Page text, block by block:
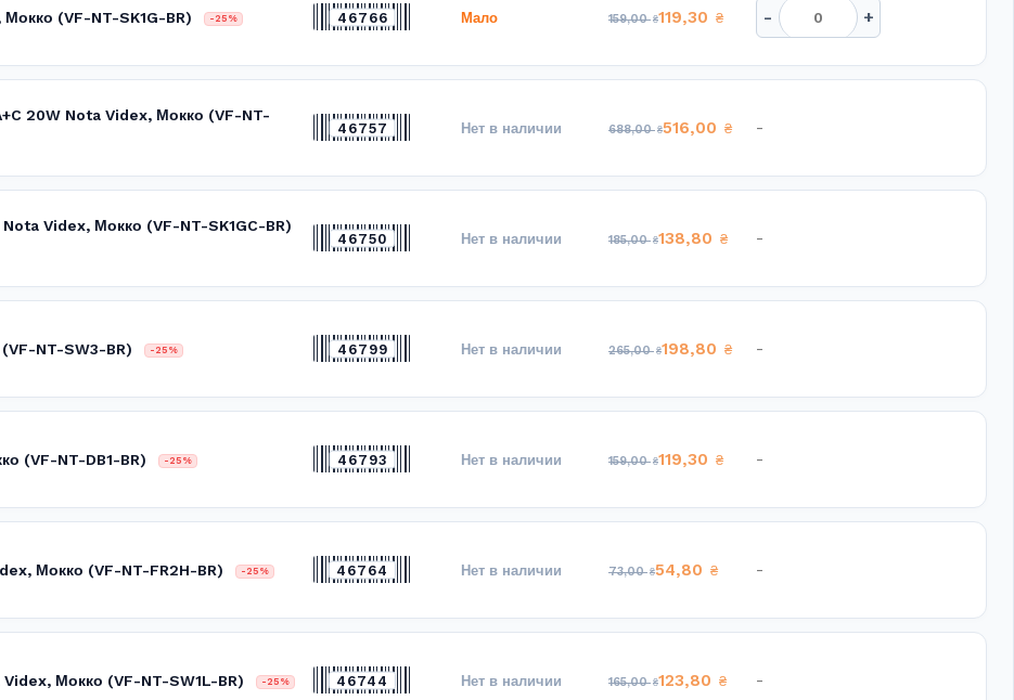
(VF-NT-SK1G-BR) -25% 46766 Мало 159,00₴119,30 ₴ - +
20W Nota Videx, Мокко (VF-NT-
46757 Нет в наличии 688,00₴516,00 ₴ -
Videx, Мокко (VF-NT-SK1GC-BR)
46750 Нет в наличии 185,00₴138,80 ₴ -
NT-SW3-BR) -25% 46799 Нет в наличии 265,00₴198,80 ₴ -
(VF-NT-DB1-BR) -25% 46793 Нет в наличии 159,00₴119,30 ₴ -
Мокко (VF-NT-FR2H-BR) -25% 46764 Нет в наличии 73,00₴54,80 ₴ -
Мокко (VF-NT-SW1L-BR) -25% 46744 Нет в наличии 165,00₴123,80 ₴ -